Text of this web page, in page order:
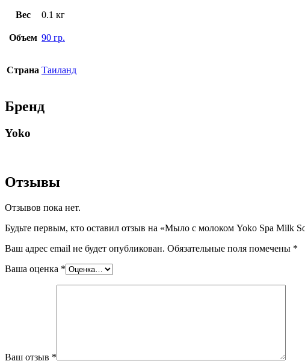
Вес 0.1 кг
Объем 90 гр.
Страна Таиланд
Бренд
Yoko
Отзывы
Отзывов пока нет.
Будьте первым, кто оставил отзыв на «Мыло с молоком Yoko Spa Milk
Ваш адрес email не будет опубликован. Обязательные поля помечены *
Ваша оценка *
Ваш отзыв *